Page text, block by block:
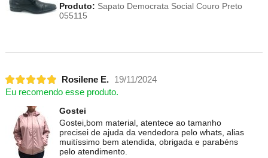
Produto: Sapato Democrata Social Couro Preto
055115
Rosilene E.
19/11/2024
Eu recomendo esse produto.
Gostei
Gostei,bom material, atentece ao tamanho
precisei de ajuda da vendedora pelo whats, alias
muitíssimo bem atendida, obrigada e parabéns
pelo atendimento.